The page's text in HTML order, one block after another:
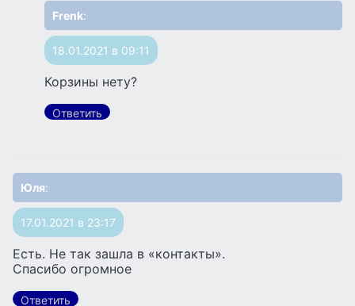
Frenk:
18.01.2021 в 09:11
Корзины нету?
Ответить
Юля:
17.01.2021 в 23:17
Есть. Не так зашла в «контакты».
Спасибо огромное
Ответить